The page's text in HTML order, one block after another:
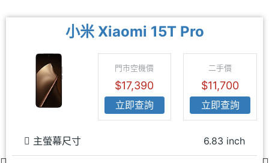
小米 Xiaomi 15T Pro
門市空機價
$17,390
立即查詢
二手價
$11,700
立即查詢
主螢幕尺寸 6.83 inch